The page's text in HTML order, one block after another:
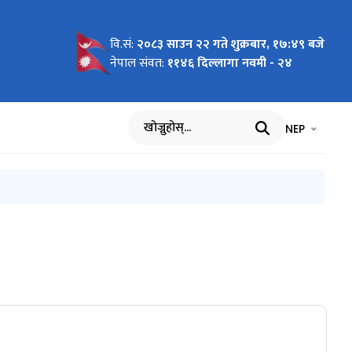
वि.सं: २०८३ साउन २२ गते शुक्रबार, १७:४९ बजे
नेपाल संवत: ११४६ दिल्लागा नवमी - २४
खोज्नुहोस् भाषा चयन
NEP